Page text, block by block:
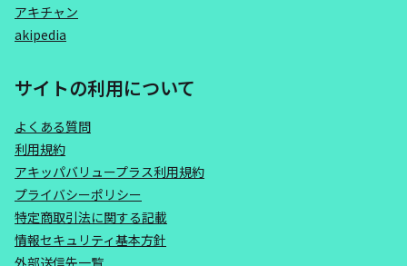
アキチャン
akipedia
サイトの利用について
よくある質問
利用規約
アキッパバリュープラス利用規約
プライバシーポリシー
特定商取引法に関する記載
情報セキュリティ基本方針